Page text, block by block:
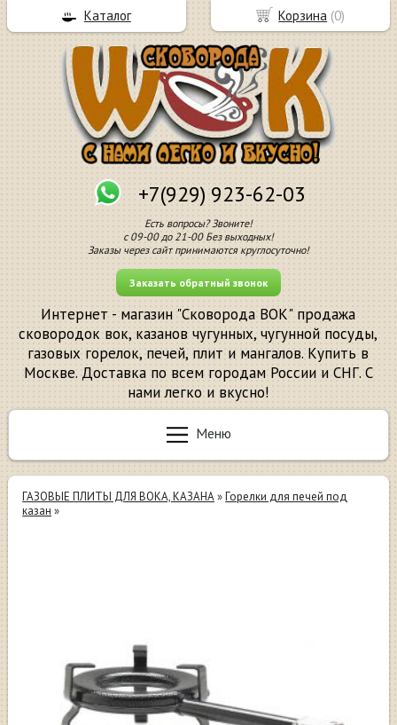
+7(929) 923-62-03
Есть вопросы? Звоните!
с 09-00 до 21-00 Без выходных!
Заказы через сайт принимаются круглосуточно!
Заказать обратный звонок
Интернет - магазин "Сковорода ВОК" продажа
сковородок вок, казанов чугунных, чугунной посуды,
газовых горелок, печей, плит и мангалов. Купить в
Москве. Доставка по всем городам России и СНГ. С
нами легко и вкусно!
Меню
ГАЗОВЫЕ ПЛИТЫ ДЛЯ ВОКА, КАЗАНА»Горелки для печей под
казан »
Корзина (0)
Каталог